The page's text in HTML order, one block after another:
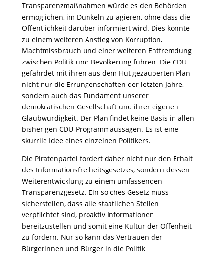
Transparenzmaßnahmen würde es den Behörden
ermöglichen, im Dunkeln zu agieren, ohne dass die
Öffentlichkeit darüber informiert wird. Dies könnte
zu einem weiteren Anstieg von Korruption,
Machtmissbrauch und einer weiteren Entfremdung
zwischen Politik und Bevölkerung führen. Die CDU
gefährdet mit ihren aus dem Hut gezauberten Plan
nicht nur die Errungenschaften der letzten Jahre,
sondern auch das Fundament unserer
demokratischen Gesellschaft und ihrer eigenen
Glaubwürdigkeit. Der Plan findet keine Basis in allen
bisherigen CDU-Programmaussagen. Es ist eine
skurrile Idee eines einzelnen Politikers.
Die Piratenpartei fordert daher nicht nur den Erhalt
des Informationsfreiheitsgesetzes, sondern dessen
Weiterentwicklung zu einem umfassenden
Transparenzgesetz. Ein solches Gesetz muss
sicherstellen, dass alle staatlichen Stellen
verpflichtet sind, proaktiv Informationen
bereitzustellen und somit eine Kultur der Offenheit
zu fördern. Nur so kann das Vertrauen der
Bürgerinnen und Bürger in die Politik